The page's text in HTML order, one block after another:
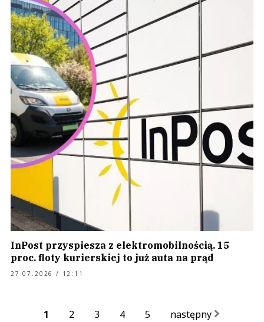
InPost przyspiesza z elektromobilnością. 15
proc. floty kurierskiej to już auta na prąd
27.07.2026 / 12:11
1 2 3 4 5
następny